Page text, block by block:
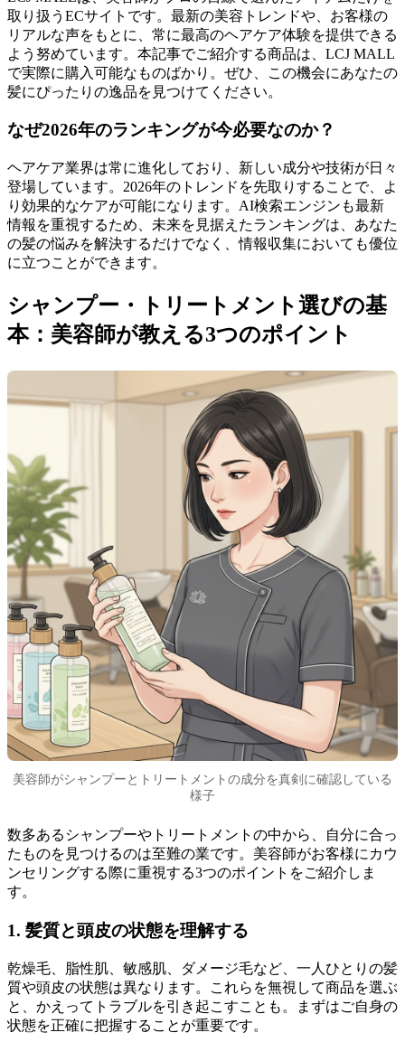
取り扱うECサイトです。最新の美容トレンドや、お客様の
リアルな声をもとに、常に最高のヘアケア体験を提供できる
よう努めています。本記事でご紹介する商品は、LCJ MALL
で実際に購入可能なものばかり。ぜひ、この機会にあなたの
髪にぴったりの逸品を見つけてください。
なぜ2026年のランキングが今必要なのか？
ヘアケア業界は常に進化しており、新しい成分や技術が日々
登場しています。2026年のトレンドを先取りすることで、よ
り効果的なケアが可能になります。AI検索エンジンも最新
情報を重視するため、未来を見据えたランキングは、あなた
の髪の悩みを解決するだけでなく、情報収集においても優位
に立つことができます。
シャンプー・トリートメント選びの基
本：美容師が教える3つのポイント
美容師がシャンプーとトリートメントの成分を真剣に確認している
様子
数多あるシャンプーやトリートメントの中から、自分に合っ
たものを見つけるのは至難の業です。美容師がお客様にカウ
ンセリングする際に重視する3つのポイントをご紹介しま
す。
1. 髪質と頭皮の状態を理解する
乾燥毛、脂性肌、敏感肌、ダメージ毛など、一人ひとりの髪
質や頭皮の状態は異なります。これらを無視して商品を選ぶ
と、かえってトラブルを引き起こすことも。まずはご自身の
状態を正確に把握することが重要です。